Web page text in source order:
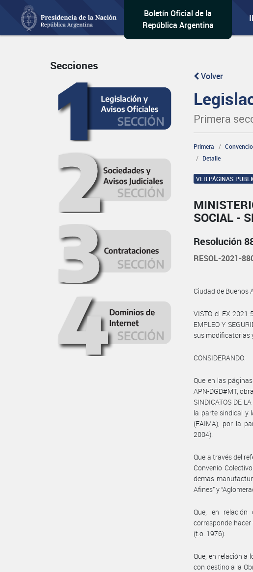
Boletín Oficial de la
República Argentina
Secciones
Volver
Primera
Primera
Detalle
VER PÁGINAS
SOCIAL -
Resolución
RESOL-2021-
Ciudad de Buenos
VISTO el EX-
EMPLEO Y
sus modificatorias
CONSIDERANDO:
Que en las
APN-DGD#MT,
SINDICATOS DE
la parte sindical y
(FAIMA), por la
2004).
Que a través del
Convenio
demas
Afines” y
Que, en
corresponde
(t.o. 1976).
Que, en relación a
con destino a la